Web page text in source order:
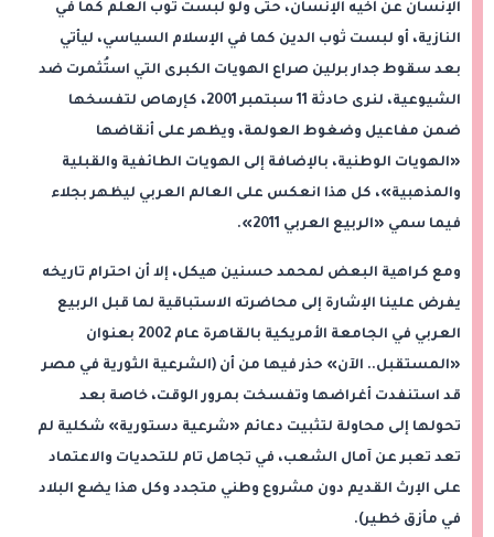
الإنسان عن أخيه الإنسان، حتى ولو لبست ثوب العلم كما في
النازية، أو لبست ثوب الدين كما في الإسلام السياسي، ليأتي
بعد سقوط جدار برلين صراع الهويات الكبرى التي استُثمرت ضد
الشيوعية، لنرى حادثة 11 سبتمبر 2001، كإرهاص لتفسخها
ضمن مفاعيل وضغوط العولمة، ويظهر على أنقاضها
«الهويات الوطنية، بالإضافة إلى الهويات الطائفية والقبلية
والمذهبية»، كل هذا انعكس على العالم العربي ليظهر بجلاء
فيما سمي «الربيع العربي 2011».
ومع كراهية البعض لمحمد حسنين هيكل، إلا أن احترام تاريخه
يفرض علينا الإشارة إلى محاضرته الاستباقية لما قبل الربيع
العربي في الجامعة الأمريكية بالقاهرة عام 2002 بعنوان
«المستقبل.. الآن» حذر فيها من أن (الشرعية الثورية في مصر
قد استنفدت أغراضها وتفسخت بمرور الوقت، خاصة بعد
تحولها إلى محاولة لتثبيت دعائم «شرعية دستورية» شكلية لم
تعد تعبر عن آمال الشعب، في تجاهل تام للتحديات والاعتماد
على الإرث القديم دون مشروع وطني متجدد وكل هذا يضع البلاد
في مأزق خطير).